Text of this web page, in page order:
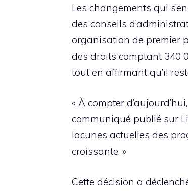
Les changements qui
des conseils
organisation de premier
des droits comptant 340
tout en affirmant qu’il
« À compter
communiqué publié sur
lacunes actuelles des
croissante. »
Cette décision a